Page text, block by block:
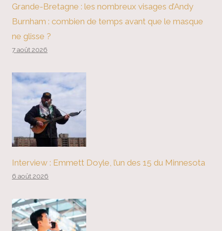
Grande-Bretagne : les nombreux visages d’Andy
Burnham : combien de temps avant que le masque
ne glisse ?
7 août 2026
Interview : Emmett Doyle, l’un des 15 du Minnesota
6 août 2026